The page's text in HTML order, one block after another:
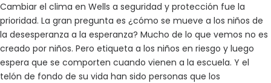
Cambiar el clima en Wells a seguridad y protección fue la
prioridad. La gran pregunta es ¿cómo se mueve a los niños de
la desesperanza a la esperanza? Mucho de lo que vemos no es
creado por niños. Pero etiqueta a los niños en riesgo y luego
espera que se comporten cuando vienen a la escuela. Y el
telón de fondo de su vida han sido personas que los